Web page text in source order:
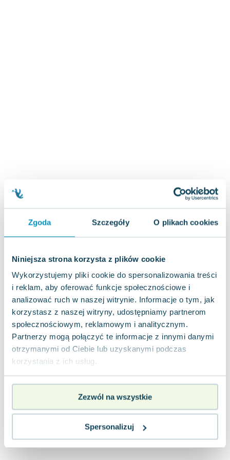
Zgoda Szczegóły O plikach cookies
Niniejsza strona korzysta z plików cookie
Wykorzystujemy pliki cookie do spersonalizowania treści
i reklam, aby oferować funkcje społecznościowe i
analizować ruch w naszej witrynie. Informacje o tym, jak
korzystasz z naszej witryny, udostępniamy partnerom
społecznościowym, reklamowym i analitycznym.
Partnerzy mogą połączyć te informacje z innymi danymi
otrzymanymi od Ciebie lub uzyskanymi podczas
korzystania z ich usług.
Zezwól na wszystkie
Spersonalizuj
Michael Scott
Piotr Semka
Jarosław Iwaszkiewicz
Joseph Murphy
Aleksander Puszkin
Oscar Wilde
Małgorzata Ohme
Maddie Ziegler
Leszek Czarnecki
Joanna Racewicz
Maria Seweryn
Janina Zającówna
Anna Prus (oprac.)
Nela Mała Reporterka
Agnieszka Maciąg
Terry Pratchett